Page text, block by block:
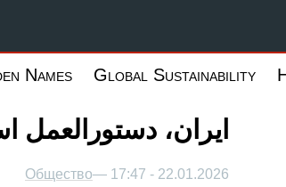
Global Sustainability
Names
ایران،
22.01.2026 - 17:47 —
Общество